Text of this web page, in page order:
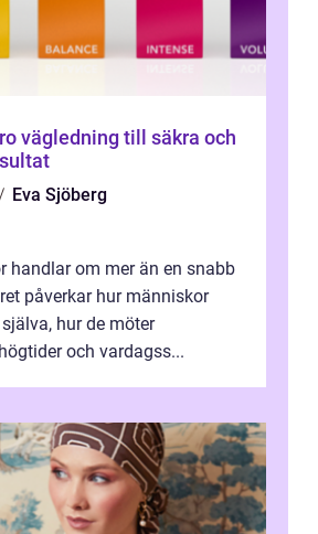
och
Eva Sjöberg
handlar om mer än en snabb
påverkar hur människor
hur de möter
och vardagss...